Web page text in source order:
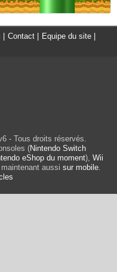
Contact Equipe du site
- Tous droits réservés.
(Nintendo Switch
eShop du moment), Wii
aussi sur mobile.